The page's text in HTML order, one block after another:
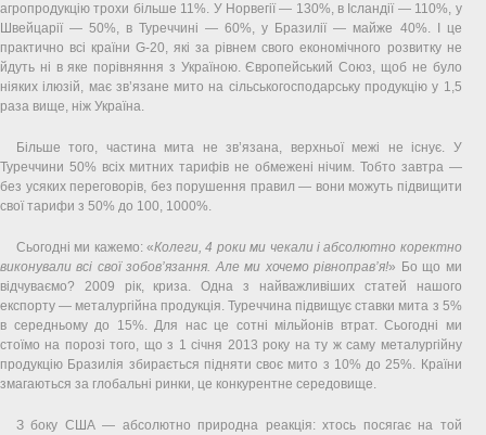
агропродукцію трохи більше 11%. У Норвегії — 130%, в Ісландії — 110%, у
Швейцарії — 50%, в Туреччині — 60%, у Бразилії — майже 40%. І це
практично всі країни G-20, які за рівнем свого економічного розвитку не
йдуть ні в яке порівняння з Україною. Європейський Союз, щоб не було
ніяких ілюзій, має зв’язане мито на сільськогосподарську продукцію у 1,5
раза вище, ніж Україна.
Більше того, частина мита не зв’язана, верхньої межі не існує. У
Туреччини 50% всіх митних тарифів не обмежені нічим. Тобто завтра —
без усяких переговорів, без порушення правил — вони можуть підвищити
свої тарифи з 50% до 100, 1000%.
Сьогодні ми кажемо: «Колеги, 4 роки ми чекали і абсолютно коректно
виконували всі свої зобов’язання. Але ми хочемо рівноправ’я!» Бо що ми
відчуваємо? 2009 рік, криза. Одна з найважливіших статей нашого
експорту — металургійна продукція. Туреччина підвищує ставки мита з 5%
в середньому до 15%. Для нас це сотні мільйонів втрат. Сьогодні ми
стоїмо на порозі того, що з 1 січня 2013 року на ту ж саму металургійну
продукцію Бразилія збирається підняти своє мито з 10% до 25%. Країни
змагаються за глобальні ринки, це конкурентне середовище.
З боку США — абсолютно природна реакція: хтось посягає на той